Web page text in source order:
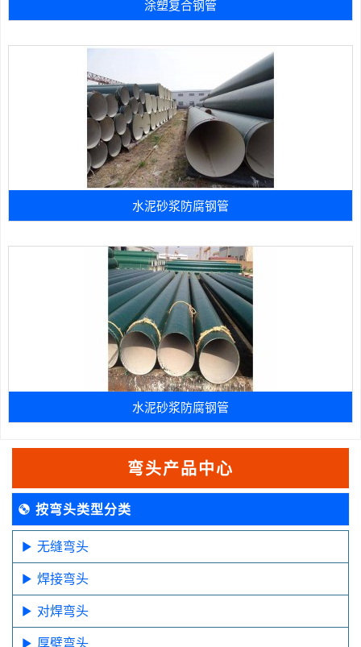
涂塑复合钢管
水泥砂浆防腐钢管
水泥砂浆防腐钢管
弯头产品中心
按弯头类型分类
无缝弯头
焊接弯头
对焊弯头
厚壁弯头